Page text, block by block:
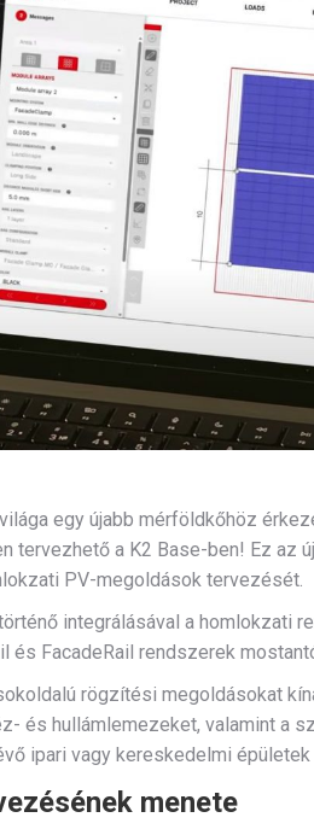
egy újabb mérföldkőhöz
tervezhető a K2 Base-ben! Ez az
PV-megoldások tervezését.
integrálásával a homlokzati
és FacadeRail rendszerek
rögzítési megoldásokat
és hullámlemezeket, valamint a
ipari vagy kereskedelmi
menete